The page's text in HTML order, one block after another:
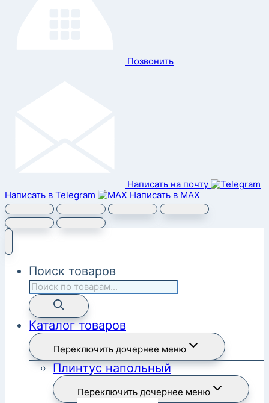
Позвонить
Написать на почту
Написать в Telegram
Написать в MAX
Поиск товаров
Каталог товаров
Переключить дочернее меню
Плинтус напольный
Переключить дочернее меню